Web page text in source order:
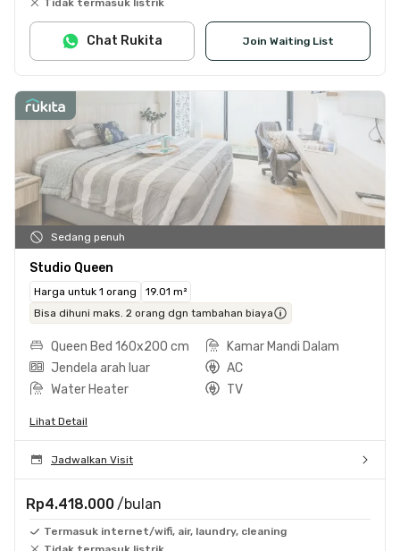
Join Waiting List
Chat Rukita
Sedang penuh
Studio Queen
Harga untuk 1 orang
19.01 m²
Bisa dihuni maks. 2 orang dgn tambahan biaya
Queen Bed 160x200 cm
Kamar Mandi Dalam
Jendela arah luar
AC
Water Heater
TV
Lihat Detail
Jadwalkan Visit
Rp4.418.000 /bulan
Termasuk internet/wifi, air, laundry, cleaning